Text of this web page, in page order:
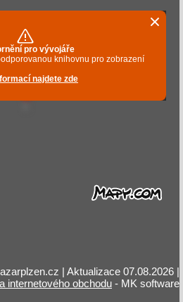
| Aktualizace 07.08.2026 |
internetového obchodu - MK software